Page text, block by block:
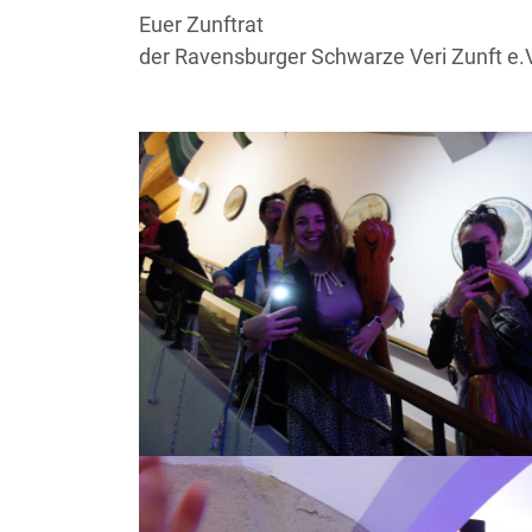
Euer Zunftrat
der Ravensburger Schwarze Veri Zunft